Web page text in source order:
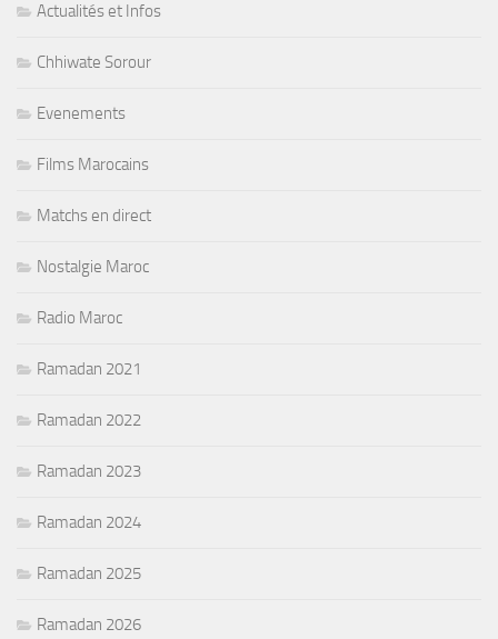
Actualités et Infos
Chhiwate Sorour
Evenements
Films Marocains
Matchs en direct
Nostalgie Maroc
Radio Maroc
Ramadan 2021
Ramadan 2022
Ramadan 2023
Ramadan 2024
Ramadan 2025
Ramadan 2026